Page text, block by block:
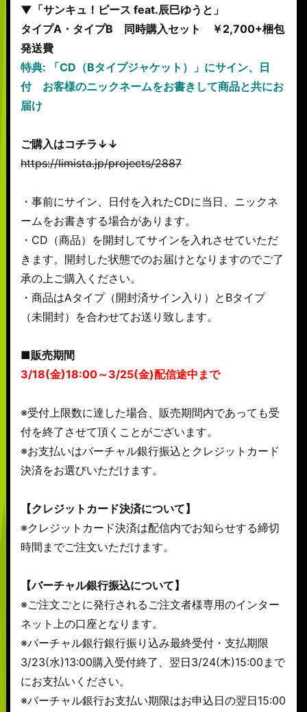
▼「サンキュ！ピース feat.辰巳ゆうと」
タイプA・タイプB 同時購入セット ￥2,700+梱包
発送費
特典: 「CD（Bタイプジャケット）」にサイン、日
付 お客様のニックネームをお書きして商品と共にお
届け
ご購入はコチラ↓↓
https://limista.jp/projects/2887
・事前にサイン、日付を入れたCDに当日、ニックネ
ームをお書きする場合があります。
・CD（商品）を開封してサインを入れさせていただ
きます。開封した状態でのお届けとなりますのでご了
承の上ご購入ください。
・商品はAタイプ（開封済サイン入り）とBタイプ
（未開封）を合わせてお送り致します。
■販売期間
3/18(金)18:00～3/25(金)配信途中まで
※受付上限数に達した場合、販売期間内であっても受
付を終了させて頂くことがございます。
※お支払いはバーチャル銀行振込とクレジットカード
決済をお選びいただけます。
【クレジットカード決済について】
※クレジットカード決済は配信内でお知らせする締切
時間までご注文いただけます。
【バーチャル銀行振込について】
※ご注文ごとに発行されるご注文者様専用のインター
ネット上の口座となります。
※バーチャル銀行銀行振り込み最終受付・支払期限
3/23(水)13:00購入受付終了、翌日3/24(木)15:00まで
にお支払いください。
※バーチャル銀行お支払い期限はお申込日の翌日15:00